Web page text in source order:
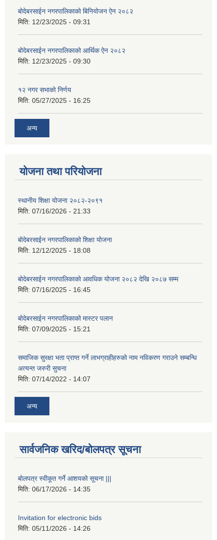
बोदेबरसाईन नगरपालिकाको बिनियोजन ऐन २०८२
मिति: 12/23/2025 - 09:31
बोदेबरसाईन नगरपालिकाको आर्थिक ऐन २०८२
मिति: 12/23/2025 - 09:30
१२ नगर सभाको निर्णय
मिति: 05/27/2025 - 16:25
अन्य
योजना तथा परियोजना
स्थानीय शिक्षा योजना २०८२-२०९१
मिति: 07/16/2026 - 21:33
बोदेबरसाईन नगरपालिकाको शिक्षा योजना
मिति: 12/12/2025 - 18:08
बोदेबरसाईन नगरपालिकाको आवधिक योजना २०८२ देखि २०८७ सम्म
मिति: 07/16/2025 - 16:45
बोदेबरसाईन नगरपालिकाको मास्टर पलान
मिति: 07/09/2025 - 15:21
समाजिक सुरक्षा भता प्राप्त गर्ने लाभग्राहीहरुको नाम नविकरण गराउने सम्बन्धि
अत्यन्त जरुरी सुचना
मिति: 07/14/2022 - 14:07
अन्य
सार्वजनिक खरिद/बोलपत्र सूचना
बोलपत्र स्वीकूत गर्ने आशयको सूचना |||
मिति: 06/17/2026 - 14:35
Invitation for electronic bids
मिति: 05/11/2026 - 14:26